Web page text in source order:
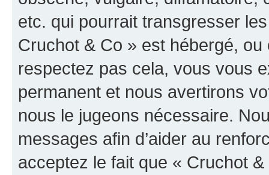
etc. qui pourrait transgresser
Cruchot & Co » est hébergé,
respectez pas cela, vous vous
permanent et nous avertirons
nous le jugeons nécessaire.
messages afin d’aider au
acceptez le fait que « Cruchot